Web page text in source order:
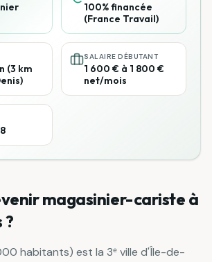
100% financée
(France Travail)
(3 km
SALAIRE DÉBUTANT
1 600 € à 1 800 €
net/mois
magasinier-cariste à
?
habitants) est la 3ᵉ ville d'Île-de-